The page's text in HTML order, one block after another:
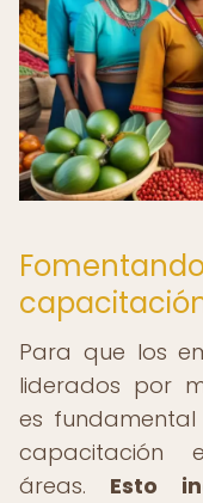
Para que los
liderados por
es
capacitación
áreas. Esto